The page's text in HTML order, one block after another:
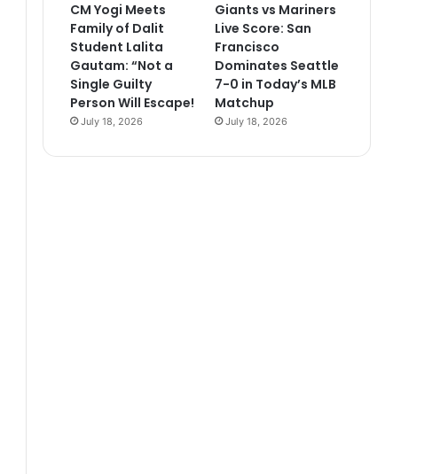
CM Yogi Meets
Family of Dalit
Student Lalita
Gautam: “Not a
Single Guilty
Person Will Escape!
July 18, 2026
Giants vs Mariners
Live Score: San
Francisco
Dominates Seattle
7-0 in Today’s MLB
Matchup
July 18, 2026